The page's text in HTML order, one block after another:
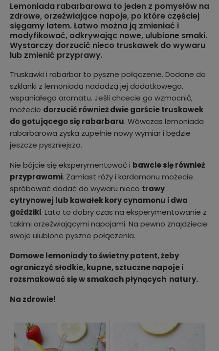
Lemoniada rabarbarowa to jeden z pomysłów na
zdrowe, orzeźwiające napoje, po które częściej
sięgamy latem. Łatwo można ją zmieniać i
modyfikować, odkrywając nowe, ulubione smaki.
Wystarczy dorzucić nieco truskawek do wywaru
lub zmienić przyprawy.
Truskawki i rabarbar to pyszne połączenie. Dodane do
szklanki z lemoniadą nadadzą jej dodatkowego,
wspaniałego aromatu. Jeśli chcecie go wzmocnić,
możecie dorzucić również dwie garście truskawek
do gotującego się rabarbaru. Wówczas lemoniada
rabarbarowa zyska zupełnie nowy wymiar i będzie
jeszcze pyszniejsza.
Nie bójcie się eksperymentować i bawcie się również
przyprawami. Zamiast róży i kardamonu możecie
spróbować dodać do wywaru nieco trawy
cytrynowej lub kawałek kory cynamonu i dwa
goździki. Lato to dobry czas na eksperymentowanie z
takimi orzeźwiającymi napojami. Na pewno znajdziecie
swoje ulubione pyszne połączenia.
Domowe lemoniady to świetny patent, żeby
ograniczyć słodkie, kupne, sztuczne napoje i
rozsmakować się w smakach płynących natury.
Na zdrowie!